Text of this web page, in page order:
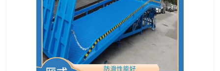
集装箱装柜平台 油桶夹具